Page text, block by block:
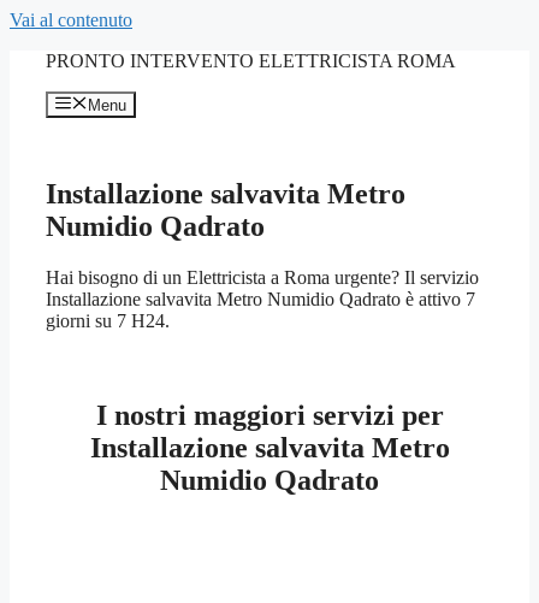
Vai al contenuto
PRONTO INTERVENTO ELETTRICISTA ROMA
Menu
Installazione salvavita Metro
Numidio Qadrato
Hai bisogno di un Elettricista a Roma urgente? Il servizio
Installazione salvavita Metro Numidio Qadrato è attivo 7
giorni su 7 H24.
I nostri maggiori servizi per
Installazione salvavita Metro
Numidio Qadrato